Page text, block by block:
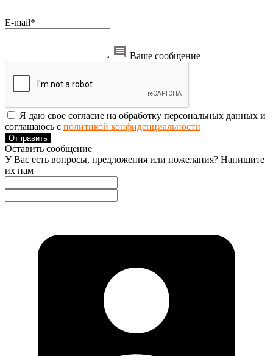
E-mail*
Ваше сообщение
Я даю свое согласие на обработку персональных данных и
соглашаюсь с политикой конфиденциальности
Отправить
Оставить сообщение
У Вас есть вопросы, предложения или пожелания? Напишите
их нам